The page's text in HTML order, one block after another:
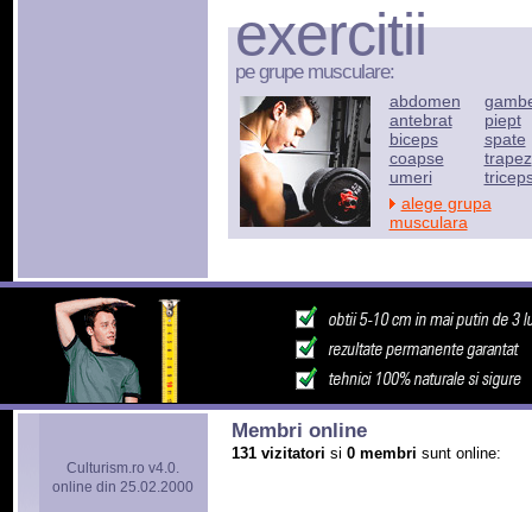
exercitii
pe grupe musculare:
abdomen
antebrat
biceps
coapse
umeri
piept
spate
trapez
alege grupa
musculara
Culturism.ro v4.0.
online din 25.02.2000
Membri online
131 vizitatori si 0 membri sunt online: